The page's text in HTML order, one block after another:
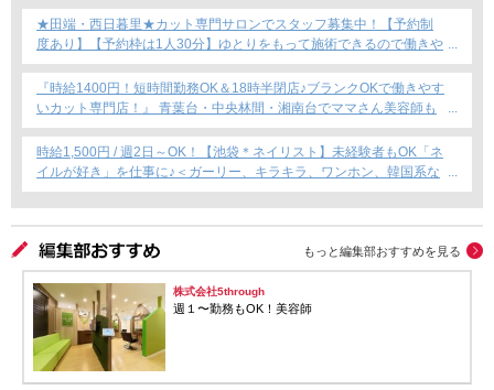
★田端・西日暮里★カット専門サロンでスタッフ募集中！【予約制
度あり】【予約枠は1人30分】ゆとりをもって施術できるので働きや
すい！これからカット専門店で働きたい方にもおすすめ◎
『時給1400円！短時間勤務OK＆18時半閉店♪ブランクOKで働きやす
いカット専門店！』 青葉台・中央林間・湘南台でママさん美容師も
安心のサロン募集！
時給1,500円 / 週2日～OK！【池袋＊ネイリスト】未経験者もOK「ネ
イルが好き」を仕事に♪＜ガーリー、キラキラ、ワンホン、韓国系な
ど幅広く提案できます！＞
もっと編集部おすすめを見る
株式会社5through
週１〜勤務もOK！美容師